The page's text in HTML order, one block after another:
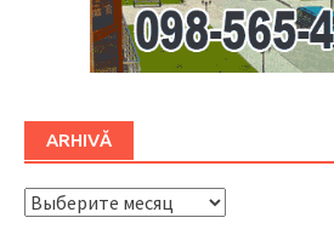
ARHIVĂ
ARHIVĂ